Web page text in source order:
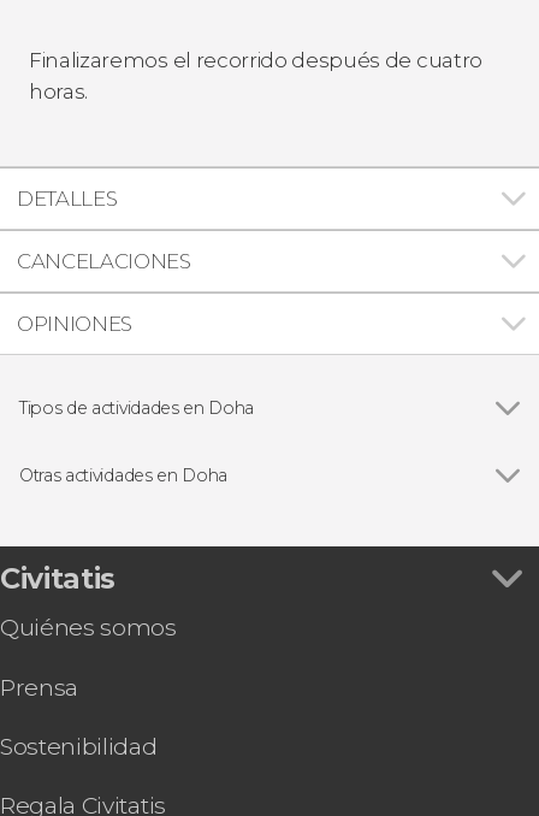
Finalizaremos el recorrido después de cuatro
horas.
DETALLES
CANCELACIONES
OPINIONES
Tipos de actividades en Doha
Visitas guiadas y free tours
Otras actividades en Doha
Tour en monster bus por el desierto
Autobús turístico de Doha
Tour en kayak por la Reserva Al Thakhira
2025
Civitatis
Quiénes somos
Prensa
Sostenibilidad
Regala Civitatis